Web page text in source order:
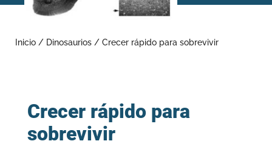
Inicio / Dinosaurios / Crecer rápido para sobrevivir
Crecer rápido para
sobrevivir